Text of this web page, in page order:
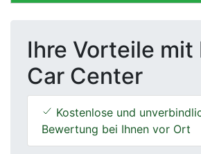
Ihre Vorteile mit
Car Center
Kostenlose und
Bewertung bei Ihnen vor Ort